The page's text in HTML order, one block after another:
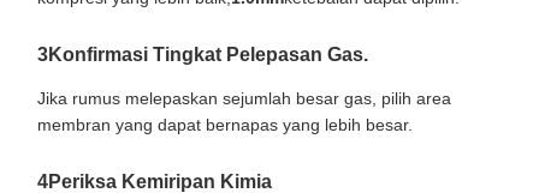
3Konfirmasi Tingkat Pelepasan Gas.
Jika rumus melepaskan sejumlah besar gas, pilih area
membran yang dapat bernapas yang lebih besar.
4Periksa Kemiripan Kimia